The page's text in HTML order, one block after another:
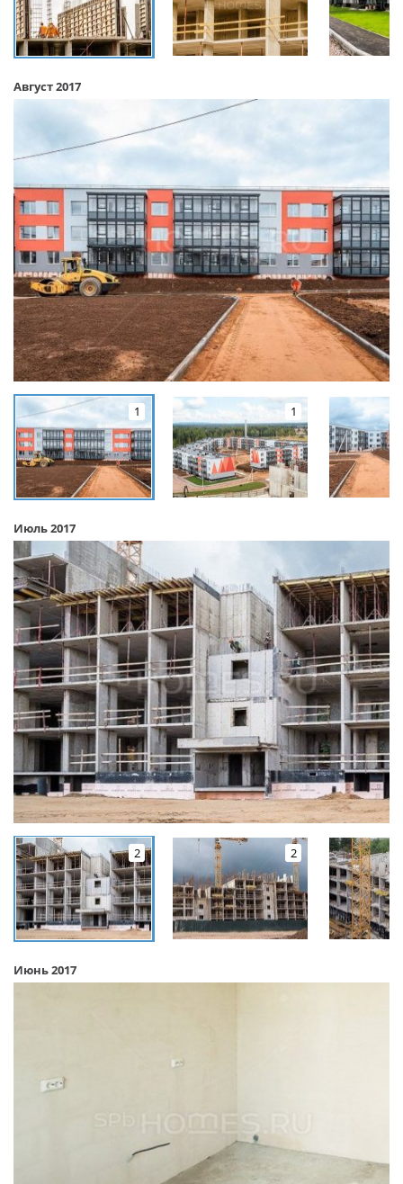
Август 2017
1 1
Июль 2017
2 2
Июнь 2017